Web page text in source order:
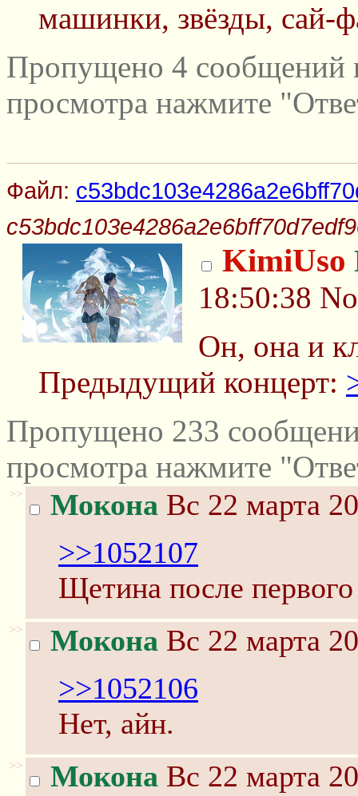
машинки, звёзды, сай-
Пропущено 4 сообщений
просмотра нажмите
Файл:
KimiUso
18:50:38
Он, она и
Предыдущий концерт:
Пропущено 233
просмотра нажмите
>> Мокона Вс 22 марта
>>1052107
Щетина после первого
>> Мокона Вс 22 марта
>>1052106
Нет, айн.
>> Мокона Вс 22 марта